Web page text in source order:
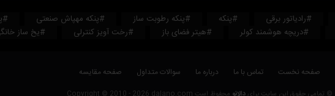
#رادیاتور برقی #پنکه #پنکه رطوبت ساز #پنکه مهپاش صنعتی
#دریچه هوشمند کولر #هیتر فضای باز #رخت آویز کنترلی #یخ ساز
صفحه نخست تماس با ما درباره ما سوالات متداول صفحه مقایسه